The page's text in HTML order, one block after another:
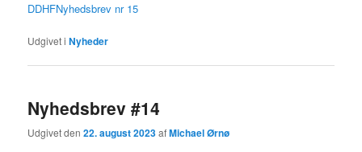
DDHFNyhedsbrev nr 15
Udgivet i Nyheder
Nyhedsbrev #14
Udgivet den22. august 2023afMichael Ørnø